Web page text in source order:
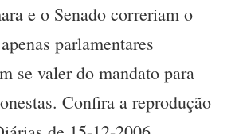
e o Senado correriam o
parlamentares
se valer do mandato para
Confira a reprodução